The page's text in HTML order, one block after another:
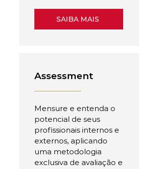
SAIBA MAIS
Assessment
Mensure e entenda o
potencial de seus
profissionais internos e
externos, aplicando
uma metodologia
exclusiva de avaliação e